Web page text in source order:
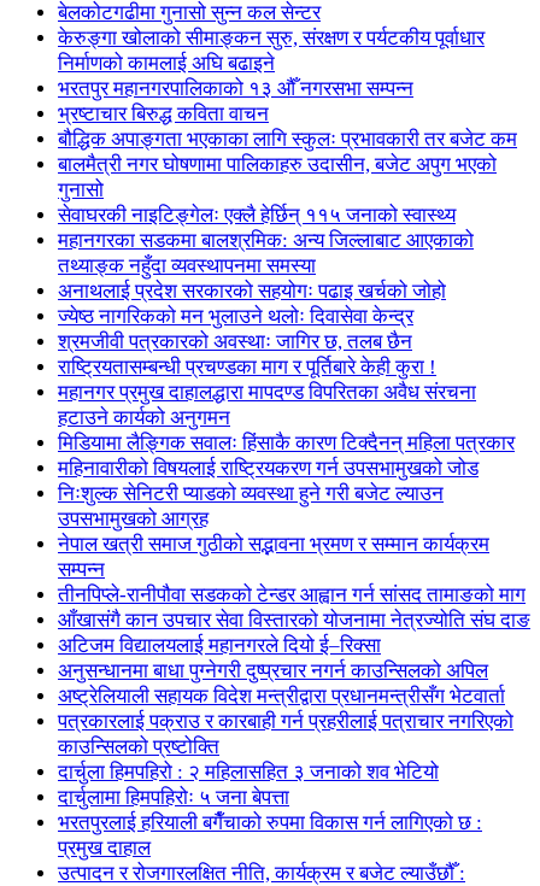
बेलकोटगढीमा गुनासो सुन्न कल सेन्टर
केरुङ्गा खोलाको सीमाङ्कन सुरु, संरक्षण र पर्यटकीय पूर्वाधार
निर्माणको कामलाई अघि बढाइने
भरतपुर महानगरपालिकाको १३ औँ नगरसभा सम्पन्न
भ्रष्टाचार बिरुद्ध कविता वाचन
बौद्धिक अपाङ्गता भएकाका लागि स्कुलः प्रभावकारी तर बजेट कम
बालमैत्री नगर घोषणामा पालिकाहरु उदासीन, बजेट अपुग भएको
गुनासो
सेवाघरकी नाइटिङ्गेलः एक्लै हेर्छिन् ११५ जनाको स्वास्थ्य
महानगरका सडकमा बालश्रमिक: अन्य जिल्लाबाट आएकाको
तथ्याङ्क नहुँदा व्यवस्थापनमा समस्या
अनाथलाई प्रदेश सरकारको सहयोगः पढाइ खर्चको जोहो
ज्येष्ठ नागरिकको मन भुलाउने थलोः दिवासेवा केन्द्र
श्रमजीवी पत्रकारको अवस्थाः जागिर छ, तलब छैन
राष्ट्रियतासम्बन्धी प्रचण्डका माग र पूर्तिबारे केही कुरा !
महानगर प्रमुख दाहालद्धारा मापदण्ड विपरितका अवैध संरचना
हटाउने कार्यको अनुगमन
मिडियामा लैङ्गिक सवालः हिंसाकै कारण टिक्दैनन् महिला पत्रकार
महिनावारीको विषयलाई राष्ट्रियकरण गर्न उपसभामुखको जोड
निःशुल्क सेनिटरी प्याडको व्यवस्था हुने गरी बजेट ल्याउन
उपसभामुखको आग्रह
नेपाल खत्री समाज गुठीको सद्भावना भ्रमण र सम्मान कार्यक्रम
सम्पन्न
तीनपिप्ले-रानीपौवा सडकको टेन्डर आह्वान गर्न सांसद तामाङको माग
आँखासंगै कान उपचार सेवा विस्तारको योजनामा नेत्रज्योति संघ दाङ
अटिजम विद्यालयलाई महानगरले दियो ई–रिक्सा
अनुसन्धानमा बाधा पुग्नेगरी दुष्प्रचार नगर्न काउन्सिलको अपिल
अष्ट्रेलियाली सहायक विदेश मन्त्रीद्वारा प्रधानमन्त्रीसँग भेटवार्ता
पत्रकारलाई पक्राउ र कारबाही गर्न प्रहरीलाई पत्राचार नगरिएको
काउन्सिलको प्रष्टोक्ति
दार्चुला हिमपहिरो : २ महिलासहित ३ जनाको शव भेटियो
दार्चुलामा हिमपहिरोः ५ जना बेपत्ता
भरतपुरलाई हरियाली बगैँचाको रुपमा विकास गर्न लागिएको छ :
प्रमुख दाहाल
उत्पादन र रोजगारलक्षित नीति, कार्यक्रम र बजेट ल्याउँछौँ :